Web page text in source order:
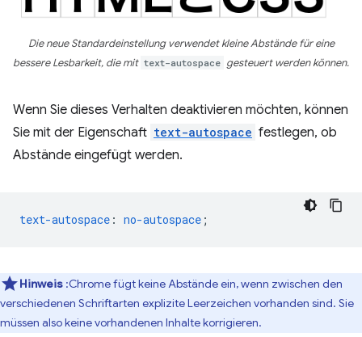
Die neue Standardeinstellung verwendet kleine Abstände für eine
bessere Lesbarkeit, die mit text-autospace gesteuert werden können.
Wenn Sie dieses Verhalten deaktivieren möchten, können
Sie mit der Eigenschaft text-autospace festlegen, ob
Abstände eingefügt werden.
text-autospace : no-autospace ;
Hinweis :Chrome fügt keine Abstände ein, wenn zwischen den
verschiedenen Schriftarten explizite Leerzeichen vorhanden sind. Sie
müssen also keine vorhandenen Inhalte korrigieren.